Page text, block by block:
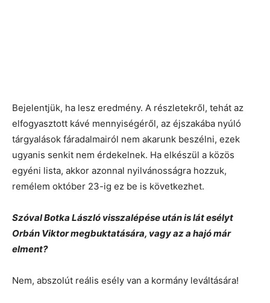
Bejelentjük, ha lesz eredmény. A részletekről, tehát az
elfogyasztott kávé mennyiségéről, az éjszakába nyúló
tárgyalások fáradalmairól nem akarunk beszélni, ezek
ugyanis senkit nem érdekelnek. Ha elkészül a közös
egyéni lista, akkor azonnal nyilvánosságra hozzuk,
remélem október 23-ig ez be is következhet.
Szóval Botka László visszalépése után is lát esélyt
Orbán Viktor megbuktatására, vagy az a hajó már
elment?
Nem, abszolút reális esély van a kormány leváltására!